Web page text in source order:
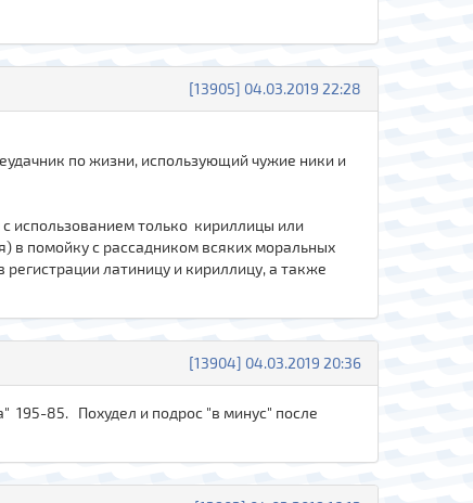
[13905] 04.03.2019 22:28
по жизни, использующий чужие ники и
использованием только кириллицы или
в помойку с рассадником всяких моральных
латиницу и кириллицу, а также
[13904] 04.03.2019 20:36
195-85. Похудел и подрос "в минус" после